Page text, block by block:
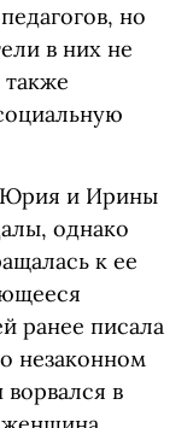
но
в них не
Юрия и Ирины
однако
к ее
ранее писала
незаконном
в